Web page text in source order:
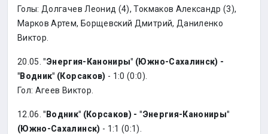
Голы: Долгачев Леонид (4), Токмаков Александр (3),
Марков Артем, Борщевский Дмитрий, Даниленко
Виктор.
20.05."Энергия-Канониры" (Южно-Сахалинск) -
"Водник" (Корсаков) - 1:0 (0:0).
Гол: Агеев Виктор.
12.06."Водник" (Корсаков) - "Энергия-Канониры"
(Южно-Сахалинск) - 1:1 (0:1).